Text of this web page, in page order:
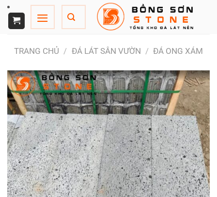
Chuyển
đến
nội
TRANG CHỦ / ĐÁ LÁT SÂN VƯỜN / ĐÁ ONG XÁM